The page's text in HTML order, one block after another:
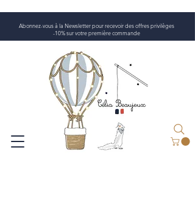
Abonnez-vous à la Newsletter pour recevoir des offres privilèges
-10% sur votre première commande